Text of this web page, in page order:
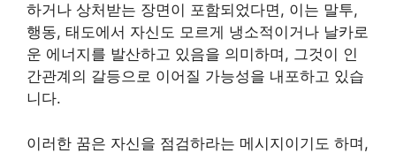
하거나 상처받는 장면이 포함되었다면, 이는 말투,
행동, 태도에서 자신도 모르게 냉소적이거나 날카로
운 에너지를 발산하고 있음을 의미하며, 그것이 인
간관계의 갈등으로 이어질 가능성을 내포하고 있습
니다.
이러한 꿈은 자신을 점검하라는 메시지이기도 하며,